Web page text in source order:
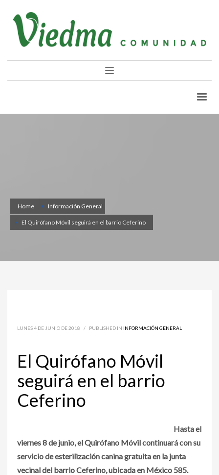
Home Información General
El Quirófano Móvil seguirá en el barrio Ceferino
LUNES 4 DE JUNIO DE 2018 / PUBLISHED IN INFORMACIÓN GENERAL
El Quirófano Móvil
seguirá en el barrio
Ceferino
Hasta el
viernes 8 de junio, el Quirófano Móvil continuará con su
servicio de esterilización canina gratuita en la junta
vecinal del barrio Ceferino, ubicada en México 585.